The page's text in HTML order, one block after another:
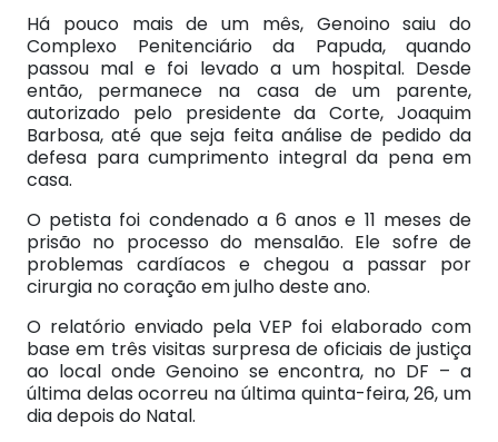
Há pouco mais de um mês, Genoino saiu do
Complexo Penitenciário da Papuda, quando
passou mal e foi levado a um hospital. Desde
então, permanece na casa de um parente,
autorizado pelo presidente da Corte, Joaquim
Barbosa, até que seja feita análise de pedido da
defesa para cumprimento integral da pena em
casa.
O petista foi condenado a 6 anos e 11 meses de
prisão no processo do mensalão. Ele sofre de
problemas cardíacos e chegou a passar por
cirurgia no coração em julho deste ano.
O relatório enviado pela VEP foi elaborado com
base em três visitas surpresa de oficiais de justiça
ao local onde Genoino se encontra, no DF – a
última delas ocorreu na última quinta-feira, 26, um
dia depois do Natal.